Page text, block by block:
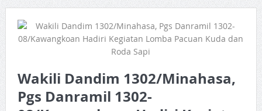
Wakili Dandim 1302/Minahasa,
Pgs Danramil 1302-